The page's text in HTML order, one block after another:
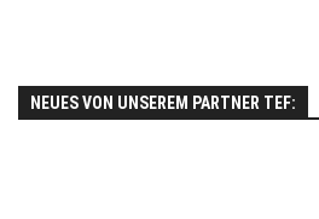
NEUES VON UNSEREM PARTNER TEF: